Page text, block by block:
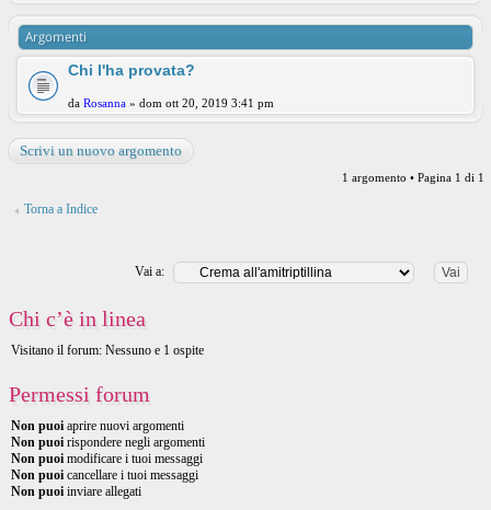
Argomenti
Chi l'ha provata?
da Rosanna » dom ott 20, 2019 3:41 pm
Scrivi un nuovo argomento
1 argomento • Pagina 1 di 1
Torna a Indice
Vai a:
Chi c’è in linea
Visitano il forum: Nessuno e 1 ospite
Permessi forum
Non puoi aprire nuovi argomenti
Non puoi rispondere negli argomenti
Non puoi modificare i tuoi messaggi
Non puoi cancellare i tuoi messaggi
Non puoi inviare allegati